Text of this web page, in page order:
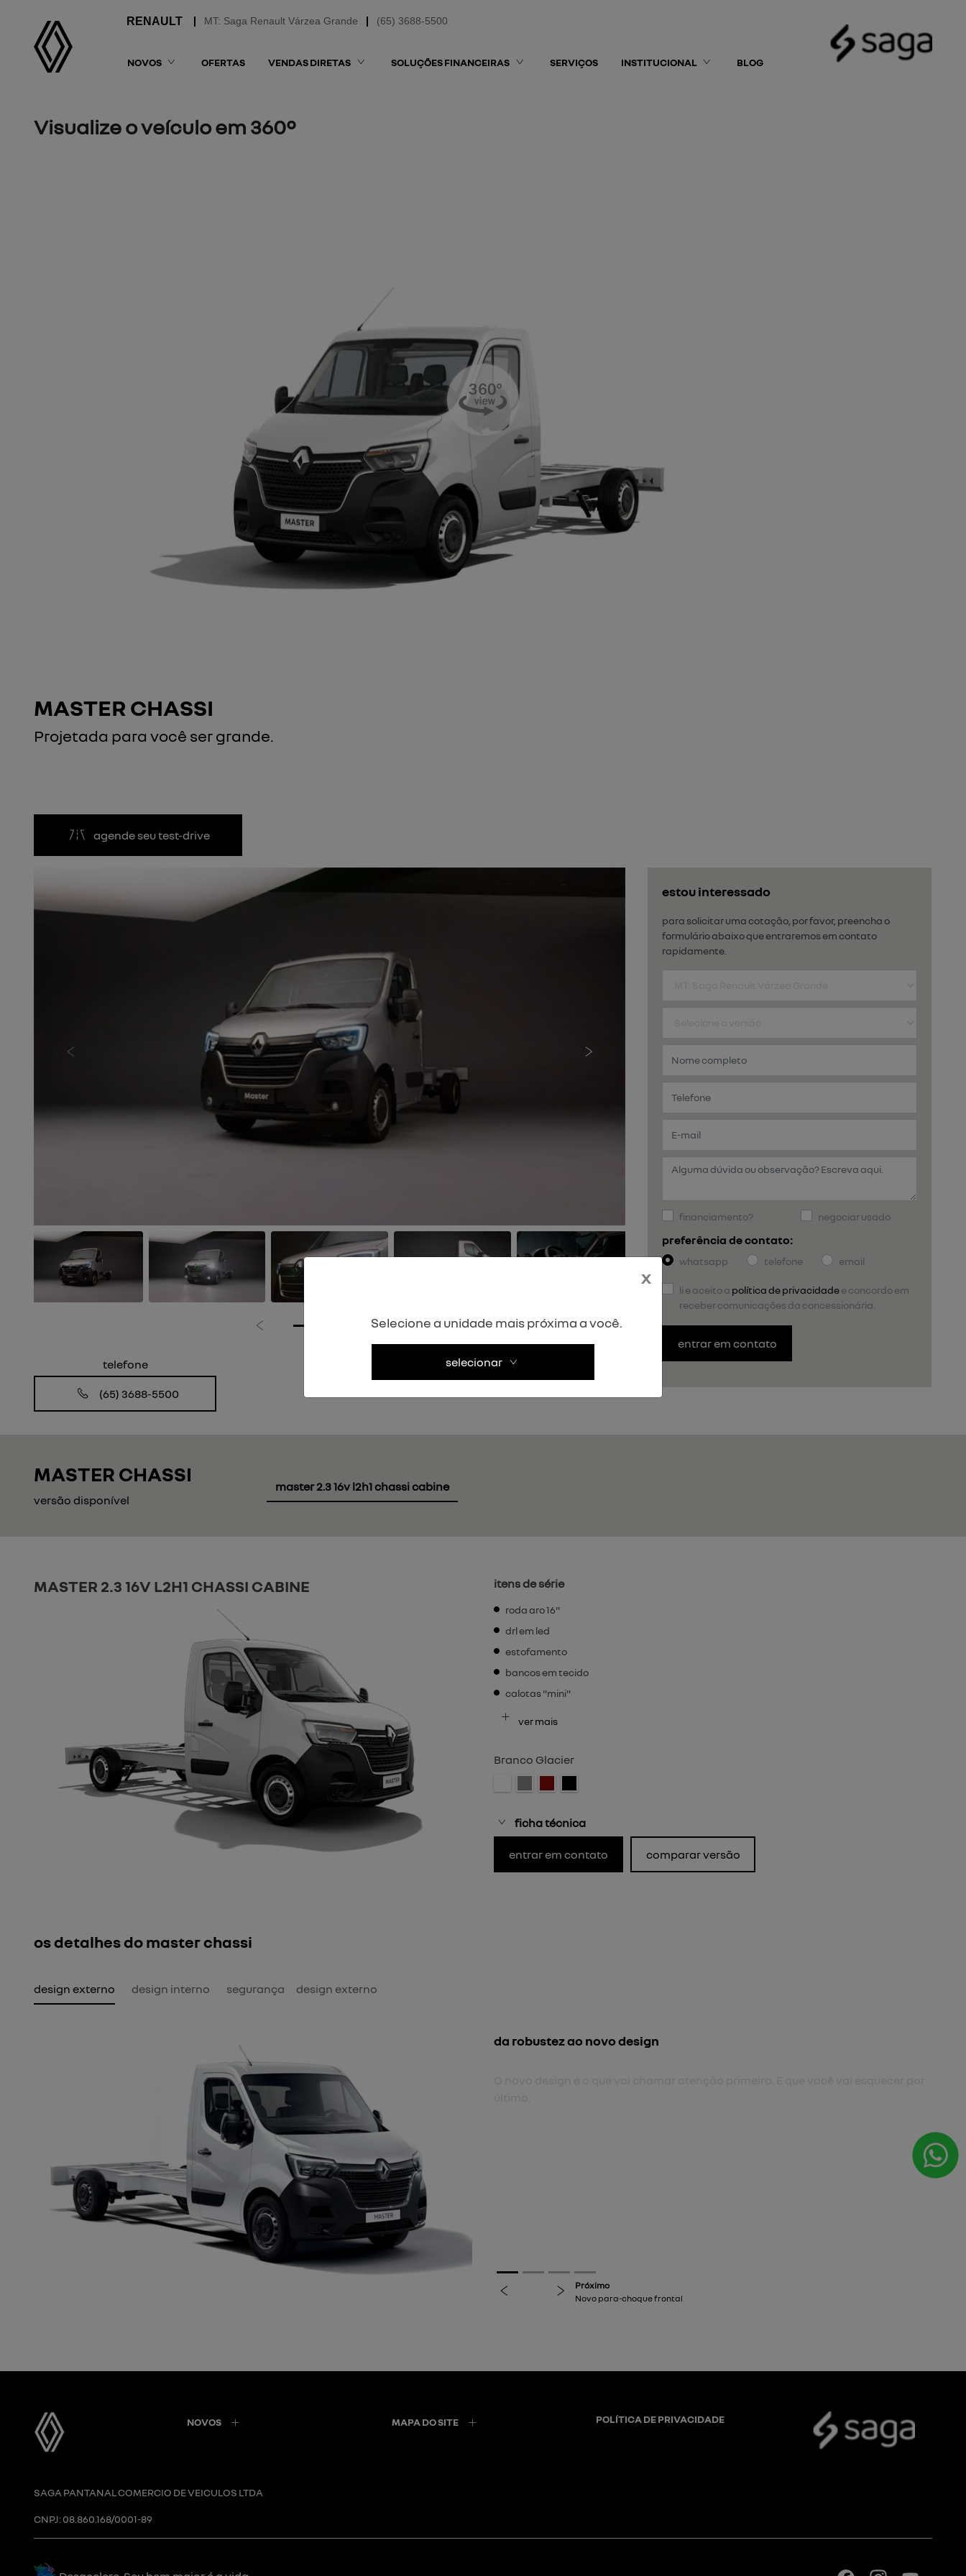
(65) 3688-5500
MT: Saga Renault Várzea Grande
NOVOS OFERTAS VENDAS DIRETAS SOLUÇÕES FINANCEIRAS SERVIÇOS INSTITUCIONAL BLOG
Visualize o veículo em 360°
MASTER CHASSI
Projetada para você ser grande.
agende seu test-drive
estou interessado
para solicitar uma cotação, por favor, preencha o
formulário abaixo que entraremos em contato
rapidamente.
financiamento? negociar usado
preferência de contato:
whatsapp telefone email
li e aceito a política de privacidadee concordo em
receber comunicações da concessionária.
entrar em contato
Anterior Próximo
Anterior
telefone
(65) 3688-5500
MASTER CHASSI
versão disponível
master 2.3 16v l2h1 chassi cabine
MASTER 2.3 16V L2H1 CHASSI CABINE itens de série
roda aro 16"
drl em led
estofamento
bancos em tecido
calotas "mini"
ver mais
Branco Glacier
ficha técnica
entrar em contato comparar versão
os detalhes do master chassi
design externo design interno segurança design externo
novo para-choque frontal
NOVOS MAPA DO SITE POLÍTICA DE PRIVACIDADE
SAGA PANTANAL COMERCIO DE VEICULOS LTDA
CNPJ: 08.860.168/0001-89
x
Selecione a unidade mais próxima a você.
selecionar